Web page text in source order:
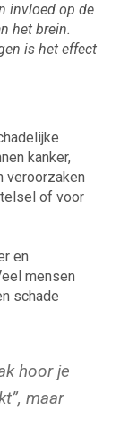
invloed op de
het brein.
is het effect
kanker,
veroorzaken
of voor
en
mensen
schade
hoor je
maar